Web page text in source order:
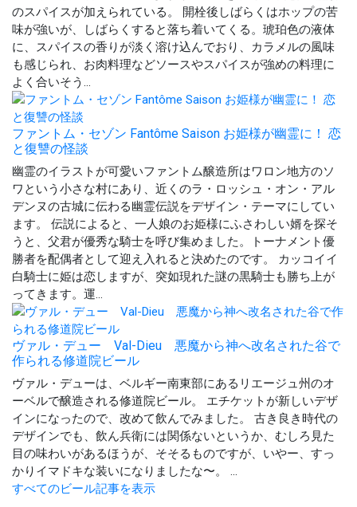
のスパイスが加えられている。 開栓後しばらくはホップの苦
味が強いが、しばらくすると落ち着いてくる。琥珀色の液体
に、スパイスの香りが淡く溶け込んでおり、カラメルの風味
も感じられ、お肉料理などソースやスパイスが強めの料理に
よく合いそう...
ファントム・セゾン Fantôme Saison お姫様が幽霊に！ 恋
と復讐の怪談
幽霊のイラストが可愛いファントム醸造所はワロン地方のソ
ワという小さな村にあり、近くのラ・ロッシュ・オン・アル
デンヌの古城に伝わる幽霊伝説をデザイン・テーマにしてい
ます。 伝説によると、一人娘のお姫様にふさわしい婿を探そ
うと、父君が優秀な騎士を呼び集めました。トーナメント優
勝者を配偶者として迎え入れると決めたのです。 カッコイイ
白騎士に姫は恋しますが、突如現れた謎の黒騎士も勝ち上が
ってきます。運...
ヴァル・デュー Val-Dieu 悪魔から神へ改名された谷で
作られる修道院ビール
ヴァル・デューは、ベルギー南東部にあるリエージュ州のオ
ーベルで醸造される修道院ビール。 エチケットが新しいデザ
インになったので、改めて飲んでみました。 古き良き時代の
デザインでも、飲ん兵衛には関係ないというか、むしろ見た
目の味わいがあるほうが、そそるものですが、いやー、すっ
かりイマドキな装いになりましたな〜。 ...
すべてのビール記事を表示